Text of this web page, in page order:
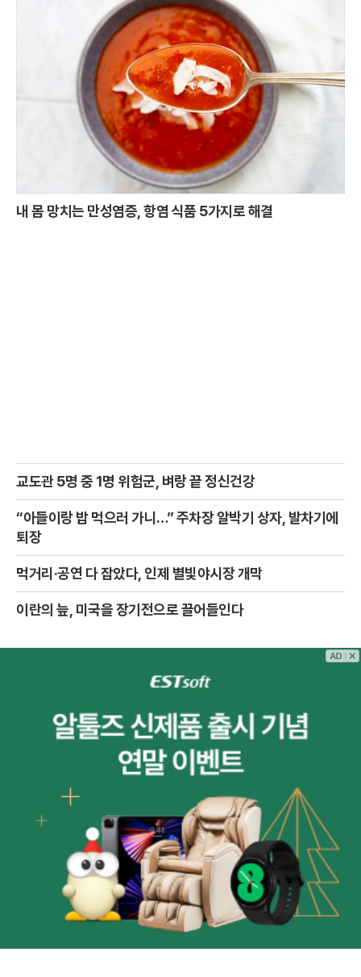
내 몸 망치는 만성염증, 항염 식품 5가지로 해결
교도관 5명 중 1명 위험군, 벼랑 끝 정신건강
“아들이랑 밥 먹으러 가니…” 주차장 알박기 상자, 발차기에
퇴장
먹거리·공연 다 잡았다, 인제 별빛야시장 개막
이란의 늪, 미국을 장기전으로 끌어들인다